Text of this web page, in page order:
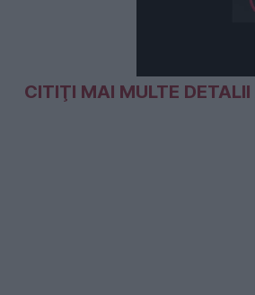
CITIŢI MAI MULTE DETALII